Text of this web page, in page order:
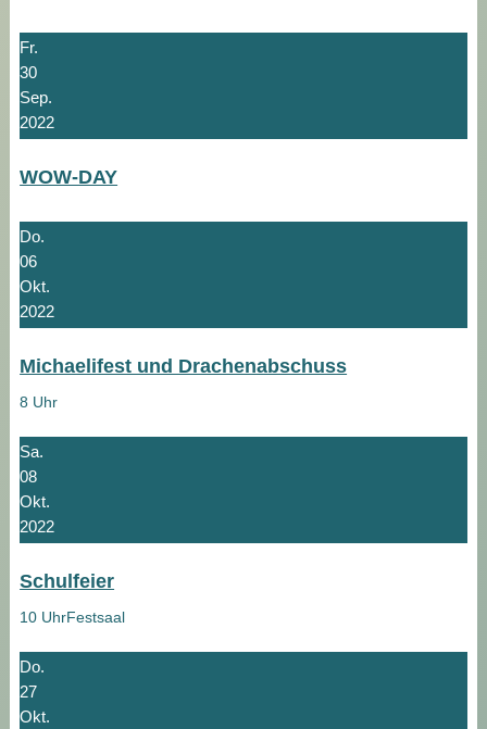
Fr.
30
Sep.
2022
WOW-DAY
Do.
06
Okt.
2022
Michaelifest und Drachenabschuss
8 Uhr
Sa.
08
Okt.
2022
Schulfeier
10 UhrFestsaal
Do.
27
Okt.